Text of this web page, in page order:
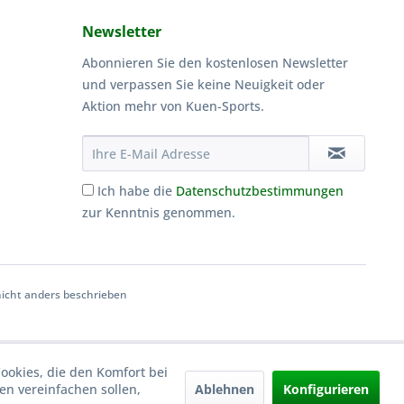
Newsletter
Abonnieren Sie den kostenlosen Newsletter
und verpassen Sie keine Neuigkeit oder
Aktion mehr von Kuen-Sports.
Ich habe die Datenschutzbestimmungen
zur Kenntnis genommen.
anders beschrieben
die den Komfort bei
vereinfachen sollen,
Ablehnen Konfigurieren